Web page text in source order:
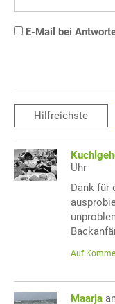
E-Mail bei
Hilfreichste
Uhr
Dank für
Auf
Maarja